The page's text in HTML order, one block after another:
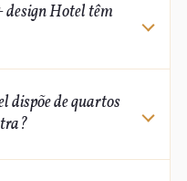
design Hotel têm
dispõe de quartos